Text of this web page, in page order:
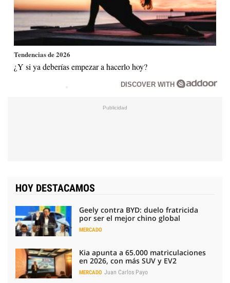
Tendencias de 2026
¿Y si ya deberías empezar a hacerlo hoy?
DISCOVER WITH
HOY DESTACAMOS
Geely contra BYD: duelo fratricida
por ser el mejor chino global
MERCADO
Kia apunta a 65.000 matriculaciones
en 2026, con más SUV y EV2
MERCADO Juan Carlos Payo